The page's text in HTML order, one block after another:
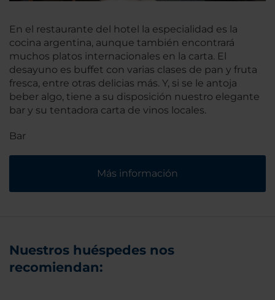
En el restaurante del hotel la especialidad es la
cocina argentina, aunque también encontrará
muchos platos internacionales en la carta. El
desayuno es buffet con varias clases de pan y fruta
fresca, entre otras delicias más. Y, si se le antoja
beber algo, tiene a su disposición nuestro elegante
bar y su tentadora carta de vinos locales.
Bar
Más información
Nuestros huéspedes nos
recomiendan: